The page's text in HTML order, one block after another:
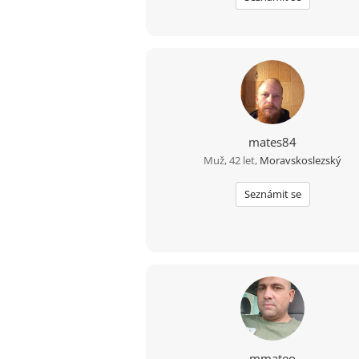
mates84
Muž, 42 let, Moravskoslezský
Seznámit se